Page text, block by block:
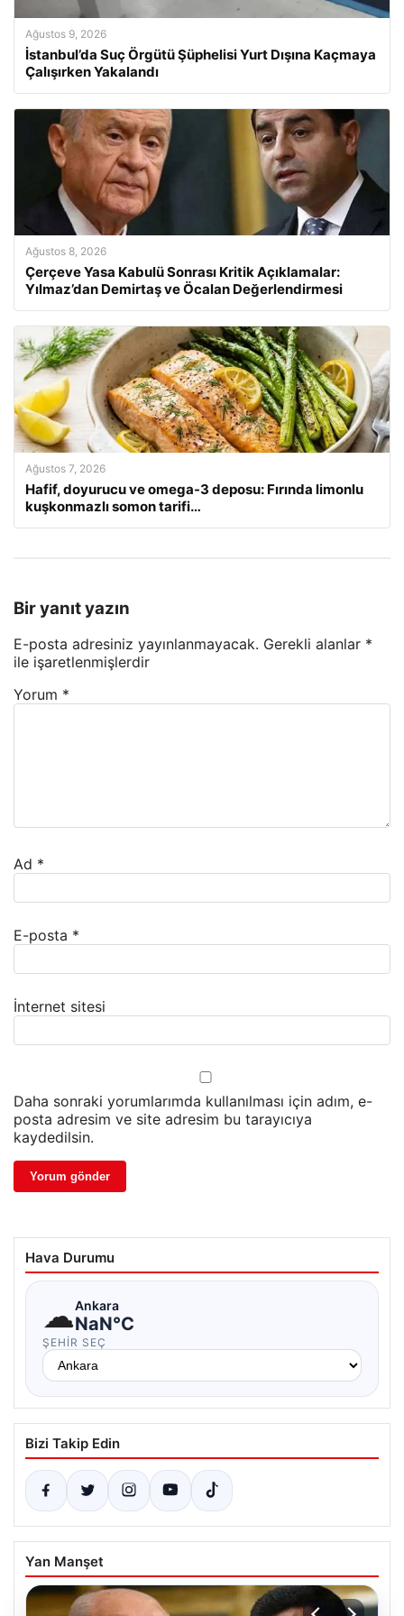
Ağustos 9, 2026
İstanbul’da Suç Örgütü Şüphelisi Yurt Dışına Kaçmaya
Çalışırken Yakalandı
Ağustos 8, 2026
Çerçeve Yasa Kabulü Sonrası Kritik Açıklamalar:
Yılmaz’dan Demirtaş ve Öcalan Değerlendirmesi
Ağustos 7, 2026
Hafif, doyurucu ve omega-3 deposu: Fırında limonlu
kuşkonmazlı somon tarifi…
Bir yanıt yazın
E-posta adresiniz yayınlanmayacak. Gerekli alanlar *
ile işaretlenmişlerdir
Yorum *
Ad *
E-posta *
İnternet sitesi
Daha sonraki yorumlarımda kullanılması için adım, e-
posta adresim ve site adresim bu tarayıcıya
kaydedilsin.
Hava Durumu
☁Ankara
NaN°C
ŞEHIR SEÇ
Bizi Takip Edin
Yan Manşet